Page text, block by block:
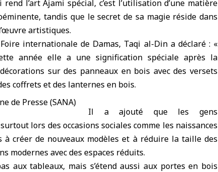
l’art Ajami spécial, c’est l’utilisation d’une matière
tandis que le secret de sa magie réside dans
artistiques.
internationale de Damas, Taqi al-Din a déclaré : «
année elle a une signification spéciale après la
sur des panneaux en bois avec des versets
coffrets et des lanternes en bois.
Il a ajouté que les gens
lors des occasions sociales comme les naissances
créer de nouveaux modèles et à réduire la taille des
modernes avec des espaces réduits.
aux tableaux, mais s’étend aussi aux portes en bois